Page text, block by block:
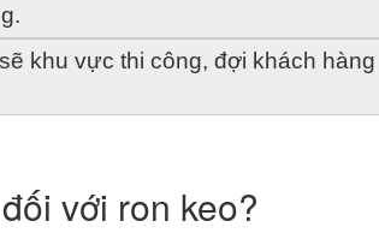
khu vực thi công, đợi khách hàng
với ron keo?